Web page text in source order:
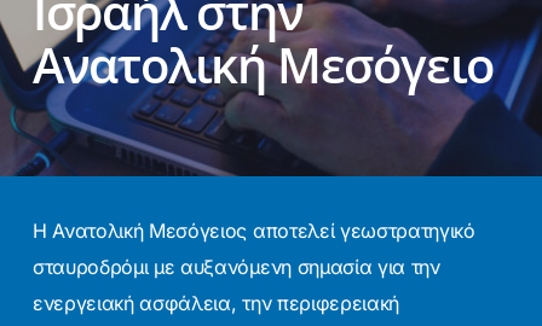
Ανατολική Μεσόγειο
Η Ανατολική Μεσόγειος αποτελεί γεωστρατηγικό
σταυροδρόμι με αυξανόμενη σημασία για την
ενεργειακή ασφάλεια, την περιφερειακή